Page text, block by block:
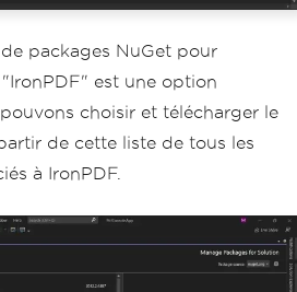
packages NuGet pour
est une option
choisir et télécharger le
de cette liste de tous les
à IronPDF.